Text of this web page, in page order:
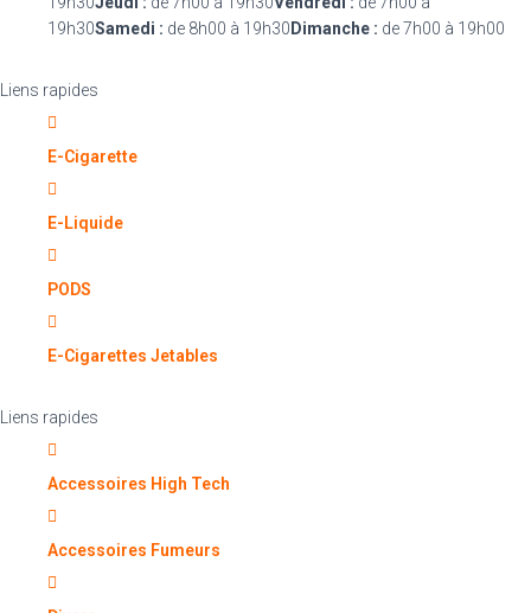
19h30Samedi : de 8h00 à 19h30 Dimanche : de 7h00 à 19h00
Liens rapides
E-Cigarette
E-Liquide
PODS
E-Cigarettes Jetables
Liens rapides
Accessoires High Tech
Accessoires Fumeurs